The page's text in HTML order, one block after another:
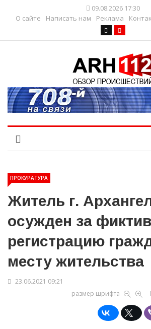
09.08.2026 17:30
О сайте
Написать нам Реклама
ПРОКУРАТУРА
Житель г.
осужден за
регистрацию
месту жительства
23.06.2021 09:21
размер шрифта